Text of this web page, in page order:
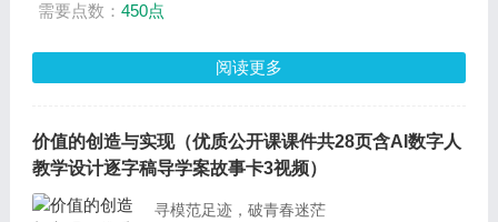
需要点数： 450点
阅读更多
价值的创造与实现（优质公开课课件共28页含AI数字人
教学设计逐字稿导学案故事卡3视频）
寻模范足迹，破青春迷茫